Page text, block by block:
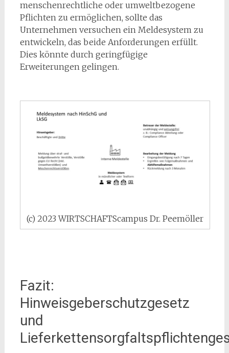
menschenrechtliche oder umweltbezogene
Pflichten zu ermöglichen, sollte das
Unternehmen versuchen ein Meldesystem zu
entwickeln, das beide Anforderungen erfüllt.
Dies könnte durch geringfügige
Erweiterungen gelingen.
(c) 2023 WIRTSCHAFTScampus Dr. Peemöller
Fazit:
Hinweisgeberschutzgesetz
und